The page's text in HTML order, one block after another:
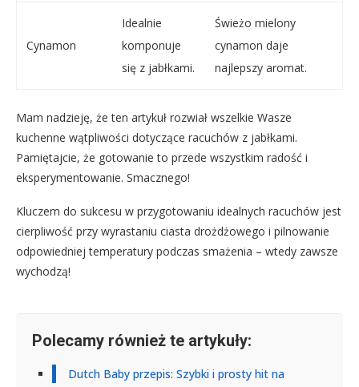
Cynamon
Idealnie
komponuje
się z jabłkami.
Świeżo mielony
cynamon daje
najlepszy aromat.
Mam nadzieję, że ten artykuł rozwiał wszelkie Wasze
kuchenne wątpliwości dotyczące racuchów z jabłkami.
Pamiętajcie, że gotowanie to przede wszystkim radość i
eksperymentowanie. Smacznego!
Kluczem do sukcesu w przygotowaniu idealnych racuchów jest
cierpliwość przy wyrastaniu ciasta drożdżowego i pilnowanie
odpowiedniej temperatury podczas smażenia – wtedy zawsze
wychodzą!
Polecamy również te artykuły:
Dutch Baby przepis: Szybki i prosty hit na